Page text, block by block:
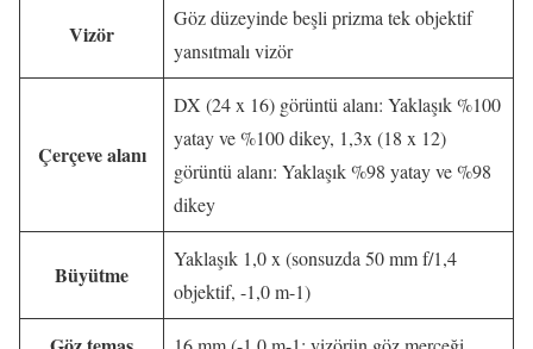
Vizör
Göz düzeyinde beşli prizma tek objektif
yansıtmalı vizör
Çerçeve alanı
DX (24 x 16) görüntü alanı: Yaklaşık %100
yatay ve %100 dikey, 1,3x (18 x 12)
görüntü alanı: Yaklaşık %98 yatay ve %98
dikey
Büyütme
Yaklaşık 1,0 x (sonsuzda 50 mm f/1,4
objektif, -1,0 m-1)